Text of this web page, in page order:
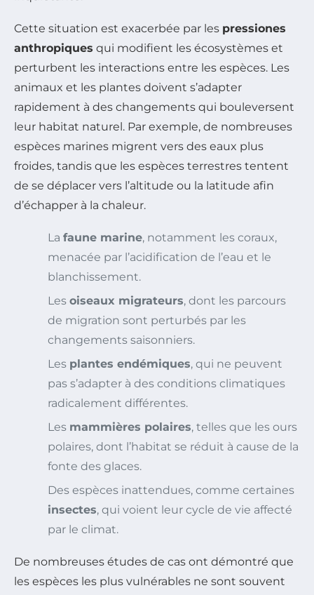
Cette situation est exacerbée par les pressiones
anthropiques qui modifient les écosystèmes et
perturbent les interactions entre les espèces. Les
animaux et les plantes doivent s’adapter
rapidement à des changements qui bouleversent
leur habitat naturel. Par exemple, de nombreuses
espèces marines migrent vers des eaux plus
froides, tandis que les espèces terrestres tentent
de se déplacer vers l’altitude ou la latitude afin
d’échapper à la chaleur.
La faune marine, notamment les coraux,
menacée par l’acidification de l’eau et le
blanchissement.
Les oiseaux migrateurs, dont les parcours
de migration sont perturbés par les
changements saisonniers.
Les plantes endémiques, qui ne peuvent
pas s’adapter à des conditions climatiques
radicalement différentes.
Les mammières polaires, telles que les ours
polaires, dont l’habitat se réduit à cause de la
fonte des glaces.
Des espèces inattendues, comme certaines
insectes, qui voient leur cycle de vie affecté
par le climat.
De nombreuses études de cas ont démontré que
les espèces les plus vulnérables ne sont souvent